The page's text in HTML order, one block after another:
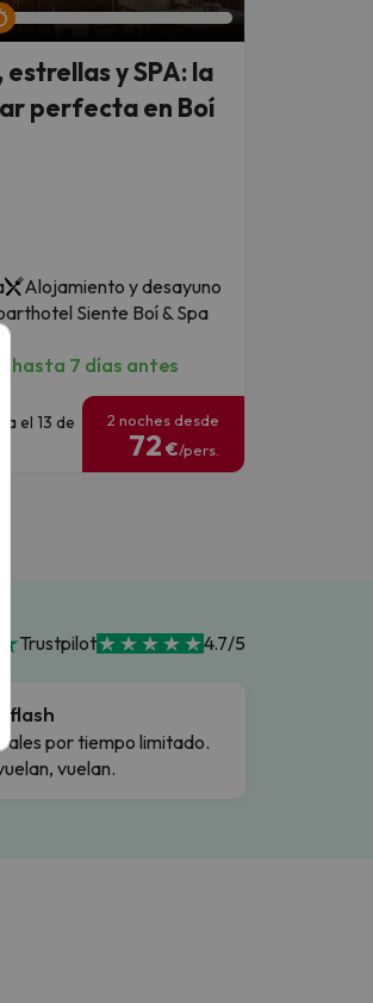
y SPA: la
perfecta en Boí
Alojamiento y desayuno
Siente Boí & Spa
hasta 7 días antes
el 13 de
2 noches desde
72 €/pers.
Trustpilot 4.7/5
flash
por tiempo limitado.
vuelan.